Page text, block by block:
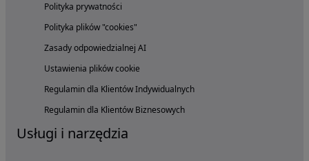
Polityka prywatności
Polityka plików "cookies"
Zasady odpowiedzialnej AI
Ustawienia plików cookie
Regulamin dla Klientów Indywidualnych
Regulamin dla Klientów Biznesowych
Usługi i narzędzia